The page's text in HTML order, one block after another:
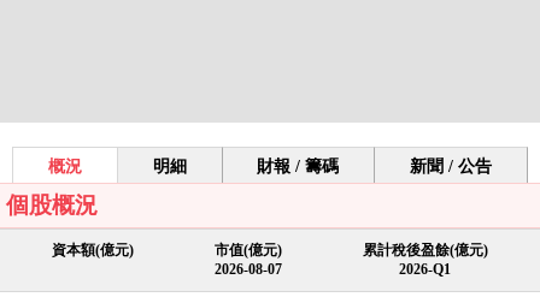
概況 明細 財報 / 籌碼 新聞 / 公告
個股概況
資本額(億元)
市值(億元)
2026-08-07
累計稅後盈餘(億元)
2026-Q1